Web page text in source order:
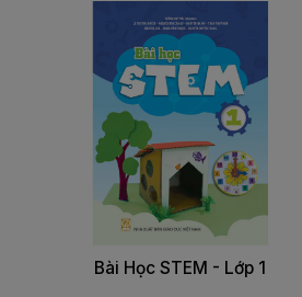
Bài Học STEM - Lớp 1